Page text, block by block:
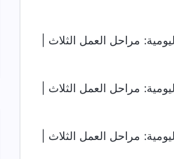
مراحل العمل الثلاث |
مراحل العمل الثلاث |
مراحل العمل الثلاث |